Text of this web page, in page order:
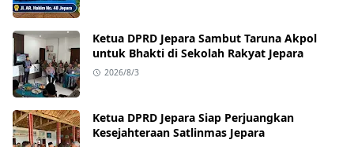
Ketua DPRD Jepara Sambut Taruna Akpol
untuk Bhakti di Sekolah Rakyat Jepara
2026/8/3
Ketua DPRD Jepara Siap Perjuangkan
Kesejahteraan Satlinmas Jepara